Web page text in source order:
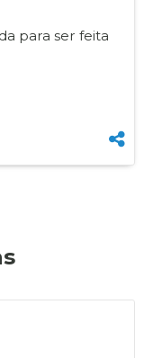
para ser feita